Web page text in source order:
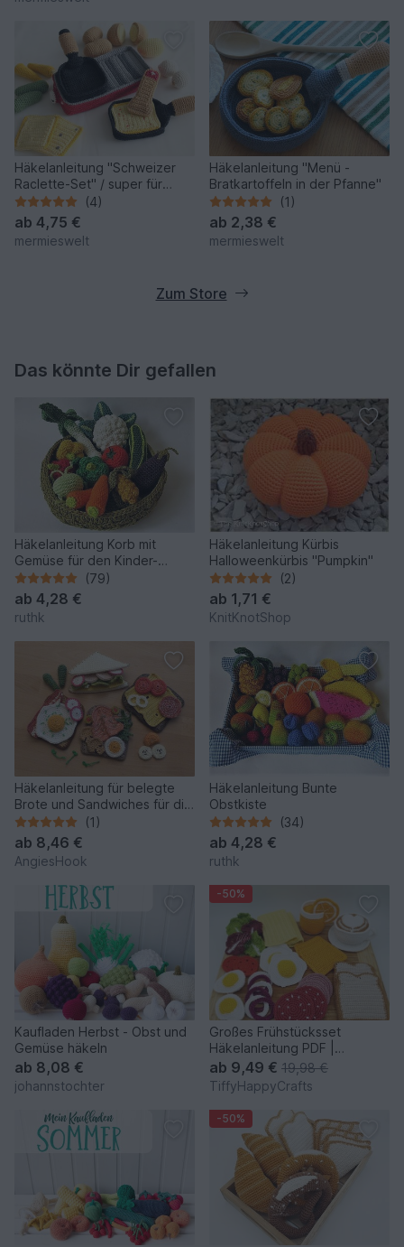
Häkelanleitung "Schweizer
Raclette-Set" / super für
Wollreste
(4)
ab 4,75 €
mermieswelt
Häkelanleitung "Menü -
Bratkartoffeln in der Pfanne"
(1)
ab 2,38 €
mermieswelt
Zum Store
Das könnte Dir gefallen
Häkelanleitung Korb mit
Gemüse für den Kinder-
Kaufladen
(79)
ab 4,28 €
ruthk
Häkelanleitung Kürbis
Halloweenkürbis "Pumpkin"
(2)
ab 1,71 €
KnitKnotShop
Häkelanleitung für belegte
Brote und Sandwiches für die
Kinderküche(1)
ab 8,46 €
AngiesHook
Häkelanleitung Bunte
Obstkiste
(34)
ab 4,28 €
ruthk
Kaufladen Herbst - Obst und
Gemüse häkeln
ab 8,08 €
johannstochter
-50%
Großes Frühstücksset
Häkelanleitung PDF |
Amigurumi Spielessen
ab 9,49 € 19,98 €
TiffyHappyCrafts
-50%